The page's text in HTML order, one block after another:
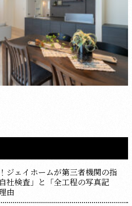
ジェイホームが第三者機関の指
社検査」と「全工程の写真記
由